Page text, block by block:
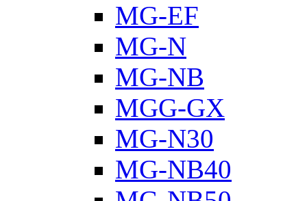
MG-EF
MG-N
MG-NB
MGG-GX
MG-N30
MG-NB40